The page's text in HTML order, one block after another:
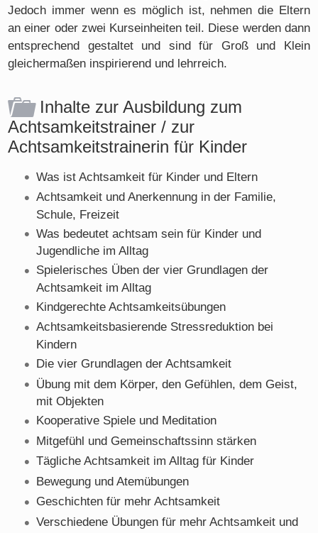
Jedoch immer wenn es möglich ist, nehmen die Eltern
an einer oder zwei Kurseinheiten teil. Diese werden dann
entsprechend gestaltet und sind für Groß und Klein
gleichermaßen inspirierend und lehrreich.
Inhalte zur Ausbildung zum
Achtsamkeitstrainer / zur
Achtsamkeitstrainerin für Kinder
Was ist Achtsamkeit für Kinder und Eltern
Achtsamkeit und Anerkennung in der Familie,
Schule, Freizeit
Was bedeutet achtsam sein für Kinder und
Jugendliche im Alltag
Spielerisches Üben der vier Grundlagen der
Achtsamkeit im Alltag
Kindgerechte Achtsamkeitsübungen
Achtsamkeitsbasierende Stressreduktion bei
Kindern
Die vier Grundlagen der Achtsamkeit
Übung mit dem Körper, den Gefühlen, dem Geist,
mit Objekten
Kooperative Spiele und Meditation
Mitgefühl und Gemeinschaftssinn stärken
Tägliche Achtsamkeit im Alltag für Kinder
Bewegung und Atemübungen
Geschichten für mehr Achtsamkeit
Verschiedene Übungen für mehr Achtsamkeit und